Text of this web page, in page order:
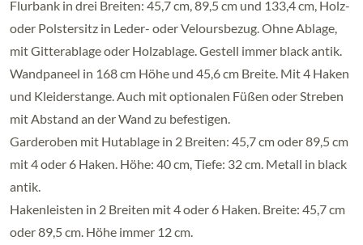
Flurbank in drei Breiten: 45,7 cm, 89,5 cm und 133,4 cm, Holz-
oder Polstersitz in Leder- oder Veloursbezug. Ohne Ablage,
mit Gitterablage oder Holzablage. Gestell immer black antik.
Wandpaneel in 168 cm Höhe und 45,6 cm Breite. Mit 4 Haken
und Kleiderstange. Auch mit optionalen Füßen oder Streben
mit Abstand an der Wand zu befestigen.
Garderoben mit Hutablage in 2 Breiten: 45,7 cm oder 89,5 cm
mit 4 oder 6 Haken. Höhe: 40 cm, Tiefe: 32 cm. Metall in black
antik.
Hakenleisten in 2 Breiten mit 4 oder 6 Haken. Breite: 45,7 cm
oder 89,5 cm. Höhe immer 12 cm.